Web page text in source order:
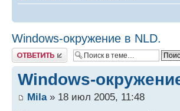
Windows-окружение в NLD.
Ответить
Windows-
Mila» 18 июл 2005, 11:48